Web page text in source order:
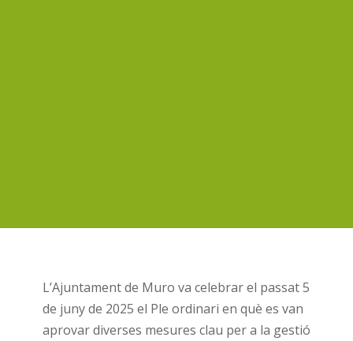
L’Ajuntament de Muro va celebrar el passat 5
de juny de 2025 el Ple ordinari en què es van
aprovar diverses mesures clau per a la gestió